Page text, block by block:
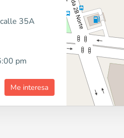
35A
pm
Me interesa